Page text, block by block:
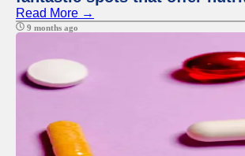
Read More →
9 months ago